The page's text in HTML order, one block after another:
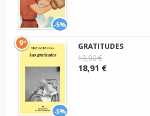
-5%
-5%
9º
GRATITUDES
19,90 €
18,91 €